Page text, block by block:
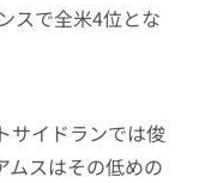
スで全米4位とな
サイドランでは俊
ムスはその低めの